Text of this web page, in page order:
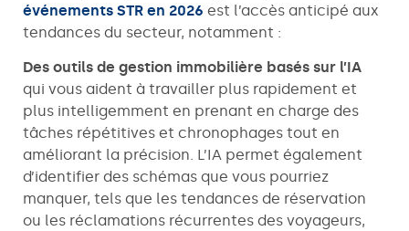
événements STR en 2026 est l’accès anticipé aux
tendances du secteur, notamment :
Des outils de gestion immobilière basés sur l’IA
qui vous aident à travailler plus rapidement et
plus intelligemment en prenant en charge des
tâches répétitives et chronophages tout en
améliorant la précision. L’IA permet également
d’identifier des schémas que vous pourriez
manquer, tels que les tendances de réservation
ou les réclamations récurrentes des voyageurs,